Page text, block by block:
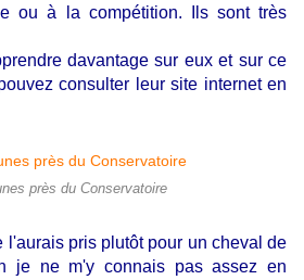
ou à la compétition. Ils sont très
davantage sur eux et sur ce
consulter leur site internet en
près du Conservatoire
l'aurais pris plutôt pour un cheval de
je ne m'y connais pas assez en